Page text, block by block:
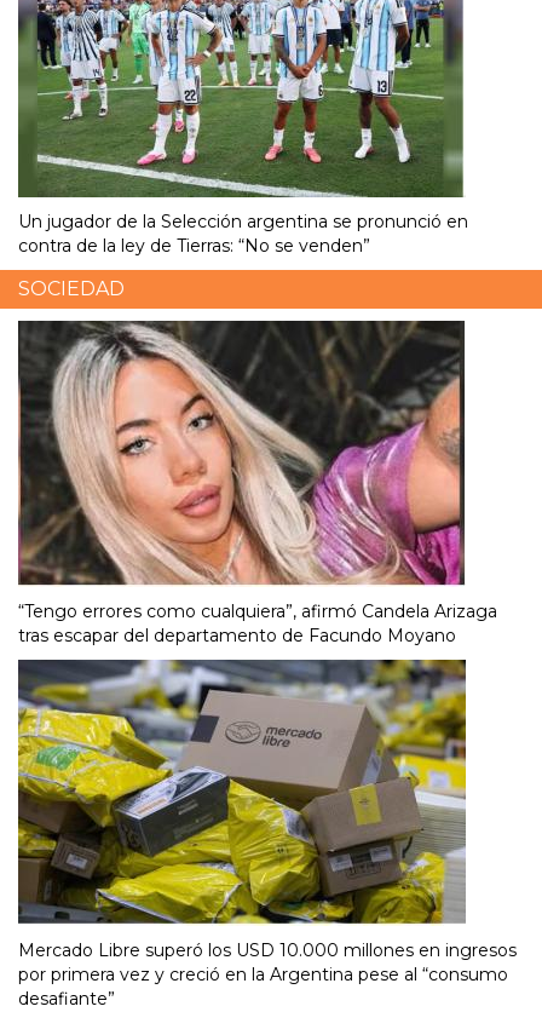
Un jugador de la Selección argentina se pronunció en
contra de la ley de Tierras: “No se venden”
SOCIEDAD
“Tengo errores como cualquiera”, afirmó Candela Arizaga
tras escapar del departamento de Facundo Moyano
Mercado Libre superó los USD 10.000 millones en ingresos
por primera vez y creció en la Argentina pese al “consumo
desafiante”